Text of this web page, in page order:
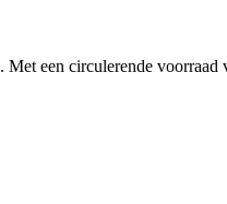
. Met een circulerende